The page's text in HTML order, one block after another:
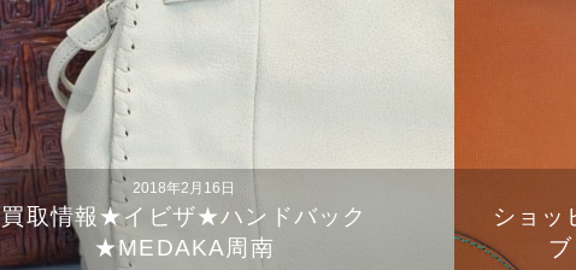
2018年2月16日
買取情報★イビザ★ハンドバック
★MEDAKA周南
ショ